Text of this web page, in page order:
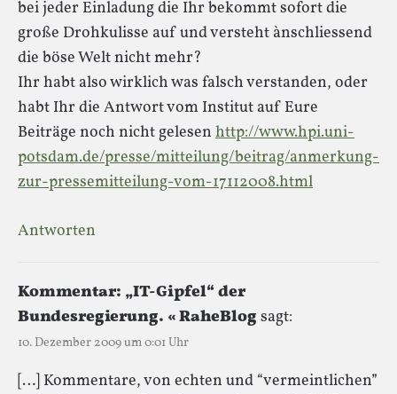
bei jeder Einladung die Ihr bekommt sofort die
große Drohkulisse auf und versteht ànschliessend
die böse Welt nicht mehr?
Ihr habt also wirklich was falsch verstanden, oder
habt Ihr die Antwort vom Institut auf Eure
Beiträge noch nicht gelesen http://www.hpi.uni-
potsdam.de/presse/mitteilung/beitrag/anmerkung-
zur-pressemitteilung-vom-17112008.html
Antworten
Kommentar: „IT-Gipfel“ der
Bundesregierung. « RaheBlogsagt:
10. Dezember 2009 um 0:01 Uhr
[…] Kommentare, von echten und “vermeintlichen”